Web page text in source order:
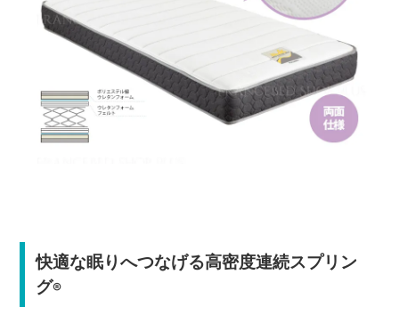
快適な眠りへつなげる高密度連続スプリン
グ®